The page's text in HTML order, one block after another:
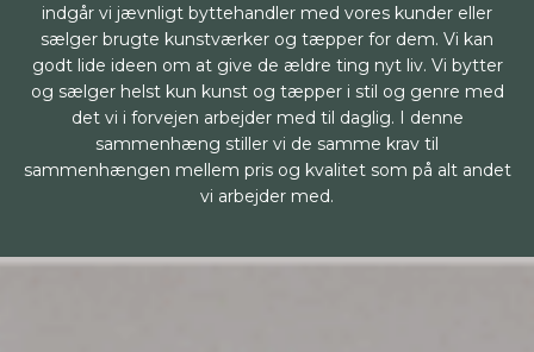
indgår vi jævnligt byttehandler med vores kunder eller
sælger brugte kunstværker og tæpper for dem. Vi kan
godt lide ideen om at give de ældre ting nyt liv. Vi bytter
og sælger helst kun kunst og tæpper i stil og genre med
det vi i forvejen arbejder med til daglig. I denne
sammenhæng stiller vi de samme krav til
sammenhængen mellem pris og kvalitet som på alt andet
vi arbejder med.